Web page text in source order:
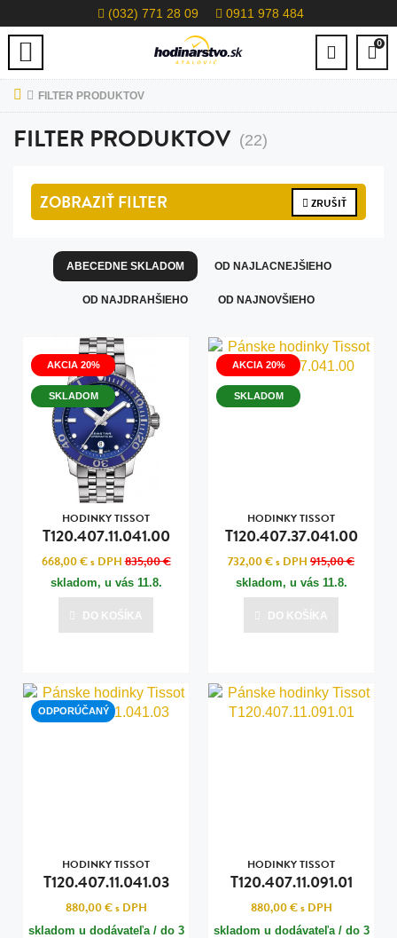
(032) 771 28 09 0911 978 484
0
FILTER PRODUKTOV
FILTER PRODUKTOV (22)
ZOBRAZIŤFILTER ZRUŠIŤ
ABECEDNE SKLADOM OD NAJLACNEJŠIEHO
OD NAJDRAHŠIEHO OD NAJNOVŠIEHO
AKCIA 20%
SKLADOM
HODINKY TISSOT
T120.407.11.041.00
668,00 €s DPH835,00 €
skladom, u vás 11.8.
DO KOŠÍKA
AKCIA 20%
SKLADOM
HODINKY TISSOT
T120.407.37.041.00
732,00 €s DPH 915,00 €
skladom, u vás 11.8.
DO KOŠÍKA
ODPORÚČANÝ
HODINKY TISSOT
T120.407.11.041.03
880,00 €s DPH
skladom u dodávateľa / do 3
HODINKY TISSOT
T120.407.11.091.01
880,00 €s DPH
skladom u dodávateľa / do 3